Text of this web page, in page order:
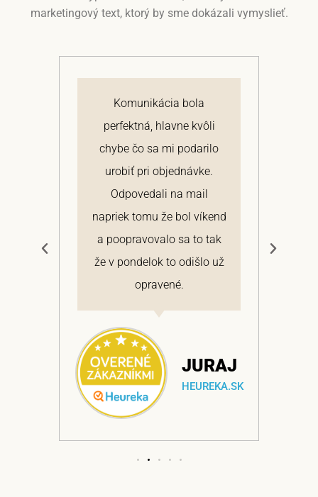
marketingový text, ktorý by sme dokázali vymyslieť.
Komunikácia bola
perfektná, hlavne kvôli
chybe čo sa mi podarilo
urobiť pri objednávke.
Odpovedali na mail
napriek tomu že bol víkend
a poopravovalo sa to tak
že v pondelok to odišlo už
opravené.
JURAJ
HEUREKA.SK